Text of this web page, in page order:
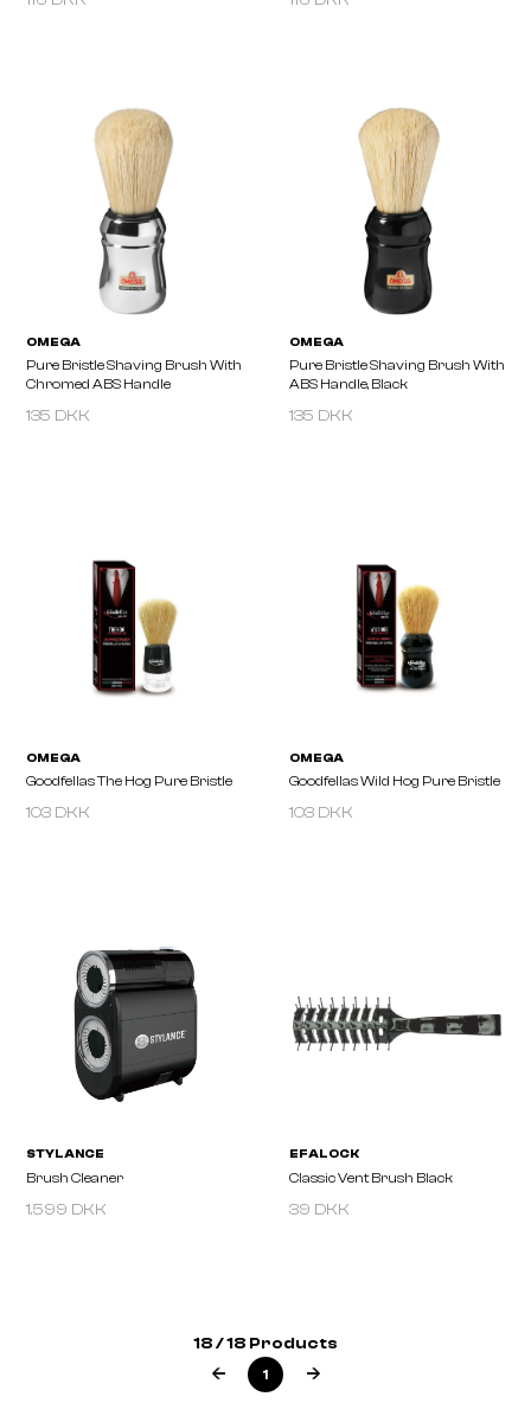
OMEGA
Pure Bristle Shaving Brush With
OMEGA
Pure Bristle Shaving
135 DKK 135 DKK
Goodfellas The Hog Pure Bristle
103 DKK 103 DKK
1.599 DKK 39 DKK
18 / 18 Products
1